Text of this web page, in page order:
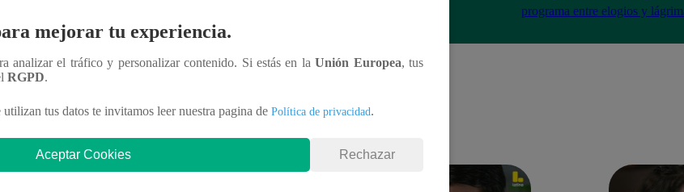
programa entre elogios y
mejorar tu experiencia.
analizar el tráfico y personalizar contenido. Si estás en laUnión Europea, tus
RGPD.
tus datos te invitamos leer nuestra pagina de Política de privacidad.
Aceptar Cookies Rechazar